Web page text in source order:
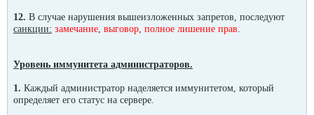
12. В случае нарушения вышеизложенных запретов, последуют
санкции: замечание выговор полное лишение прав
Уровень иммунитета администраторов.
1. Каждый администратор наделяется иммунитетом, который
определяет его статус на сервере.